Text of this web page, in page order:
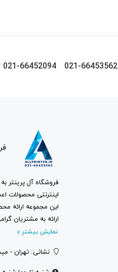
021-66453562
021-66452094
فروشگاه آل پرینتر
اینترنتی محصولات
این مجموعه ارائه
ارائه به مشتریان
نمایش بیشتر
نشانی: تهران -